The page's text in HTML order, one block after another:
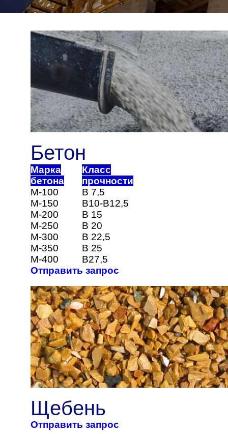
Бетон
Марка
бетона
Класс
прочности
М-100
В 7,5
М-150
В10-В12,5
М-200
В 15
М-250
В 20
М-300
В 22,5
М-350
В 25
М-400
B27,5
Отправить запрос
Щебень
Отправить запрос